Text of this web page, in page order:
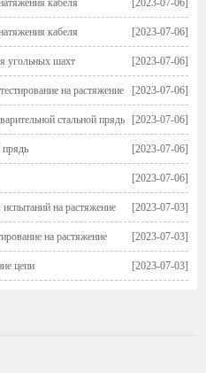
[2023-07-06]
кабеля
[2023-07-06]
угольных шахт
[2023-07-06]
на растяжение
[2023-07-06]
стальной прядь
[2023-07-06]
прядь
[2023-07-06]
[2023-07-03]
на растяжение
[2023-07-03]
на растяжение
[2023-07-03]
цепи